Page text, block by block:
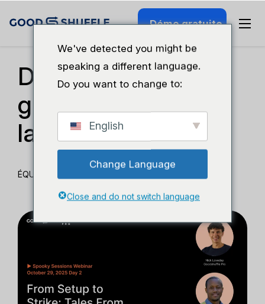
Démo gratuite
De l'installation à la
grève : Histoires de
la tente
ÉQUIPE GOODSHUFFLE
We've detected you might be
speaking a different language.
Do you want to change to:
English
Change Language
Close and do not switch language